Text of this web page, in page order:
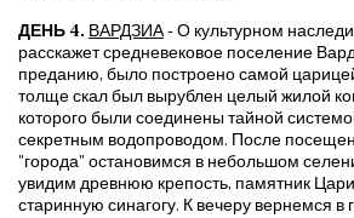
ДЕНЬ 4. ВАРДЗИА- О культурном
расскажет средневековое поселение
преданию, было построено самой
толще скал был вырублен целый жилой
которого были соединены тайной
секретным водопроводом. После
"города" остановимся в небольшом
увидим древнюю крепость, памятник
старинную синагогу. К вечеру вернемся в